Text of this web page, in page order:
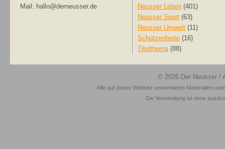
Mail: hallo@derneusser.de
Neusser Leben (401)
Neusser Sport (63)
Neusser Umwelt (11)
Schützenfeste (16)
Titelthema(88)
© 2026 Der Neusser /
Alle auf dieser Website verwendeten Materialien
Die Verwendung ist ohne